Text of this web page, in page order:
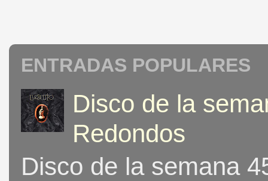
ENTRADAS POPULARES
Disco de la
Redondos
Disco de la semana